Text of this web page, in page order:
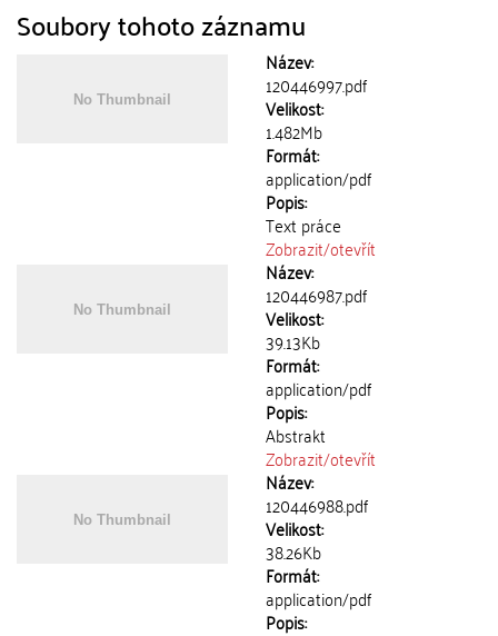
Soubory tohoto záznamu
Název:
120446997.pdf
Velikost:
1.482Mb
Formát:
application/pdf
Popis:
Text práce
Zobrazit/otevřít
Název:
120446987.pdf
Velikost:
39.13Kb
Formát:
application/pdf
Popis:
Abstrakt
Zobrazit/otevřít
Název:
120446988.pdf
Velikost:
38.26Kb
Formát:
application/pdf
Popis: